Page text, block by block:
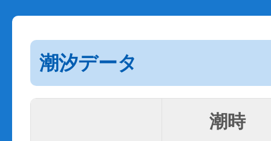
潮汐データ
潮時